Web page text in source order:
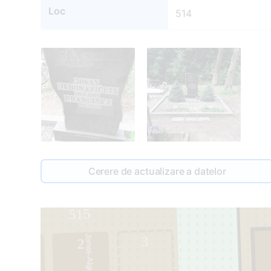
Loc 514
Cerere de actualizare a datelor
515
2 3
9
3
2
-
2
0
0